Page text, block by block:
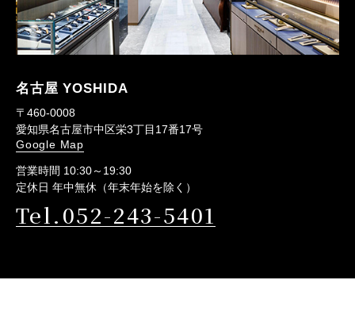
名古屋 YOSHIDA
〒460-0008
愛知県名古屋市中区栄3丁目17番17号
Google Map
営業時間 10:30～19:30
定休日 年中無休（年末年始を除く）
Tel.052-243-5401